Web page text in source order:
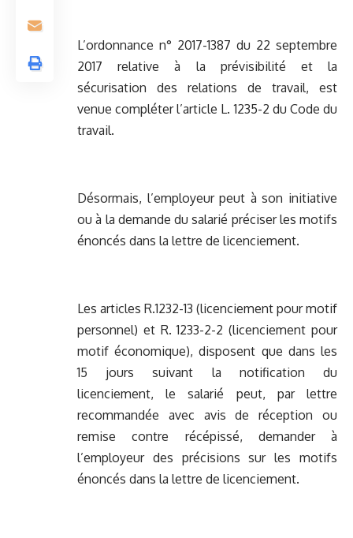
L’ordonnance n° 2017-1387 du 22 septembre
2017 relative à la prévisibilité et la
sécurisation des relations de travail, est
venue compléter l’article L. 1235-2 du Code du
travail.
Désormais, l’employeur peut à son initiative
ou à la demande du salarié préciser les motifs
énoncés dans la lettre de licenciement.
Les articles R.1232-13 (licenciement pour motif
personnel) et R. 1233-2-2 (licenciement pour
motif économique), disposent que dans les
15 jours suivant la notification du
licenciement, le salarié peut, par lettre
recommandée avec avis de réception ou
remise contre récépissé, demander à
l’employeur des précisions sur les motifs
énoncés dans la lettre de licenciement.